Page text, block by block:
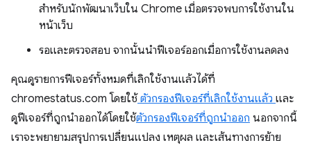
สำหรับนักพัฒนาเว็บใน Chrome เมื่อตรวจพบการใช้งานใน
หน้าเว็บ
รอและตรวจสอบ จากนั้นนําฟีเจอร์ออกเมื่อการใช้งานลดลง
คุณดูรายการฟีเจอร์ทั้งหมดที่เลิกใช้งานแล้วได้ที่
chromestatus.com โดยใช้ ตัวกรองฟีเจอร์ที่เลิกใช้งานแล้ว และ
ดูฟีเจอร์ที่ถูกนำออกได้โดยใช้ตัวกรองฟีเจอร์ที่ถูกนำออก นอกจากนี้
เราจะพยายามสรุปการเปลี่ยนแปลง เหตุผล และเส้นทางการย้าย